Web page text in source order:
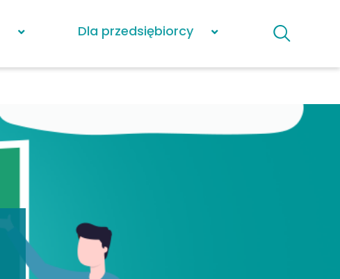
Dla przedsiębiorcy